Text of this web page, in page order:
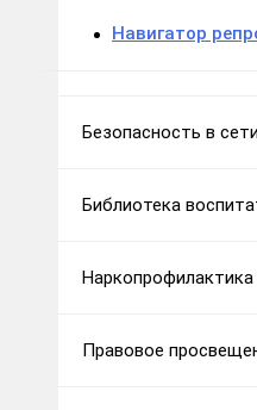
Навигатор
Безопасность в
Библиотека
Наркопрофилактика
Правовое